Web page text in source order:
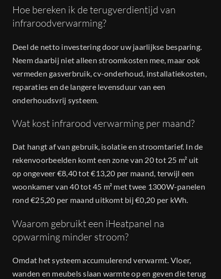
Hoe bereken ik de terugverdientijd van
infraroodverwarming?
Deel de netto investering door uw jaarlijkse besparing.
Neem daarbij niet alleen stroomkosten mee, maar ook
vermeden gasverbruik, cv-onderhoud, installatiekosten,
reparaties en de langere levensduur van een
onderhoudsvrij systeem.
Wat kost infrarood verwarming per maand?
Dat hangt af van gebruik, isolatie en stroomtarief. In de
rekenvoorbeelden komt een zone van 20 tot 25 m² uit
op ongeveer €8,40 tot €13,20 per maand, terwijl een
woonkamer van 40 tot 45 m² met twee 1300W-panelen
rond €25,20 per maand uitkomt bij €0,20 per kWh.
Waarom gebruikt een iHeatpanel na
opwarming minder stroom?
Omdat het systeem accumulerend verwarmt. Vloer,
wanden en meubels slaan warmte op en geven die terug